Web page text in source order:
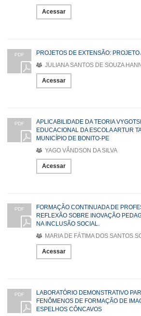
Acessar
PDF
PROJETOS DE EXTENSÃO: PROJETO
JULIANA SANTOS DE SOUZA
Acessar
PDF
APLICABILIDADE DA TEORIA
EDUCACIONAL DA ESCOLA ARTUR
MUNICÍPIO DE BONITO-PE
YAGO VÂNDSON DA SILVA
Acessar
PDF
FORMAÇÃO CONTINUADA DE
REFLEXÃO SOBRE INOVAÇÃO
NA INCLUSÃO SOCIAL.
MARIA DE FÁTIMA DOS SANTOS
Acessar
PDF
LABORATÓRIO DEMONSTRATIVO
FENÔMENOS DE FORMAÇÃO DE
ESPELHOS CÔNCAVOS